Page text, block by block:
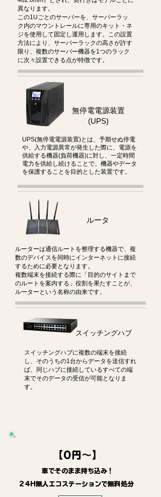
異なります。
この1Uごとのサーバーを、サーバーラッ
ク内のマウントレールに専用のキット・ネ
ジを使用して固定し運用します。この設置
方法により、サーバーラックの高さが許す
限り、複数のサーバー機器を1つのラック
に次々設置できる点が特徴です。
無停電電源装置
(UPS)
UPS(無停電電源装置)とは、予期せぬ停電
や、入力電源異常が発生した際に、電源を
供給する機器(負荷機器)に対し、一定時間
電力を供給し続けることで、機器やデータ
を保護することを目的とした装置です。
ルータ
ルーターは通信ルートを整理する機器で、複
数のデバイスを同時にインターネットに接続
するために必要となります。
複数端末を接続する際に「目的のサイトまで
のルートを案内する」役割を果たすことが、
ルーターという名称の由来です。
スイッチングハブ
スイッチングハブに複数の端末を接続
し、そのうちの1台からデータを送信すれ
ば、同じハブに接続しているすべての端
末でそのデータの受信が可能となりま
す。
【0円～】
車でそのまま持ち込み！
24H無人エコステーションで無料処分